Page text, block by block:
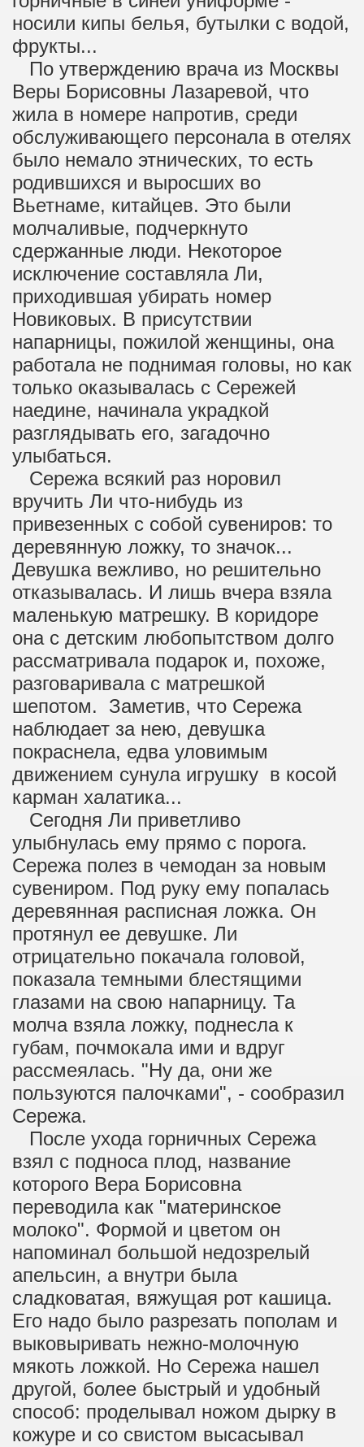
носили кипы белья, бутылки с водой,
фрукты...
По утверждению врача из Москвы
Веры Борисовны Лазаревой, что
жила в номере напротив, среди
обслуживающего персонала в отелях
было немало этнических, то есть
родившихся и выросших во
Вьетнаме, китайцев. Это были
молчаливые, подчеркнуто
сдержанные люди. Некоторое
исключение составляла Ли,
приходившая убирать номер
Новиковых. В присутствии
напарницы, пожилой женщины, она
работала не поднимая головы, но как
только оказывалась с Сережей
наедине, начинала украдкой
разглядывать его, загадочно
улыбаться.
Сережа всякий раз норовил
вручить Ли что-нибудь из
привезенных с собой сувениров: то
деревянную ложку, то значок...
Девушка вежливо, но решительно
отказывалась. И лишь вчера взяла
маленькую матрешку. В коридоре
она с детским любопытством долго
рассматривала подарок и, похоже,
разговаривала с матрешкой
шепотом. Заметив, что Сережа
наблюдает за нею, девушка
покраснела, едва уловимым
движением сунула игрушку в косой
карман халатика...
Сегодня Ли приветливо
улыбнулась ему прямо с порога.
Сережа полез в чемодан за новым
сувениром. Под руку ему попалась
деревянная расписная ложка. Он
протянул ее девушке. Ли
отрицательно покачала головой,
показала темными блестящими
глазами на свою напарницу. Та
молча взяла ложку, поднесла к
губам, почмокала ими и вдруг
рассмеялась. "Ну да, они же
пользуются палочками", - сообразил
Сережа.
После ухода горничных Сережа
взял с подноса плод, название
которого Вера Борисовна
переводила как "материнское
молоко". Формой и цветом он
напоминал большой недозрелый
апельсин, а внутри была
сладковатая, вяжущая рот кашица.
Его надо было разрезать пополам и
выковыривать нежно-молочную
мякоть ложкой. Но Сережа нашел
другой, более быстрый и удобный
способ: проделывал ножом дырку в
кожуре и со свистом высасывал